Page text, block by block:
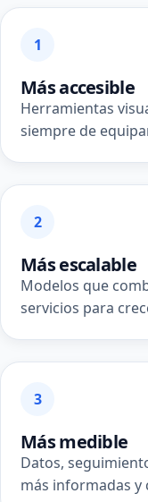
1
Más accesible
Herramientas
siempre de
2
Más escalable
Modelos que
servicios para
3
Más medible
Datos,
más informadas y